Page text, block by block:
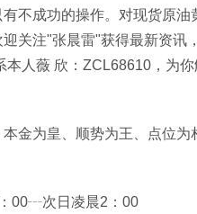
成功的操作。对现货原油
关注"张晨雷"获得最新资讯
本人薇 欣：ZCL68610，为
本金为皇、顺势为王、点位为
00┄次日凌晨2：00